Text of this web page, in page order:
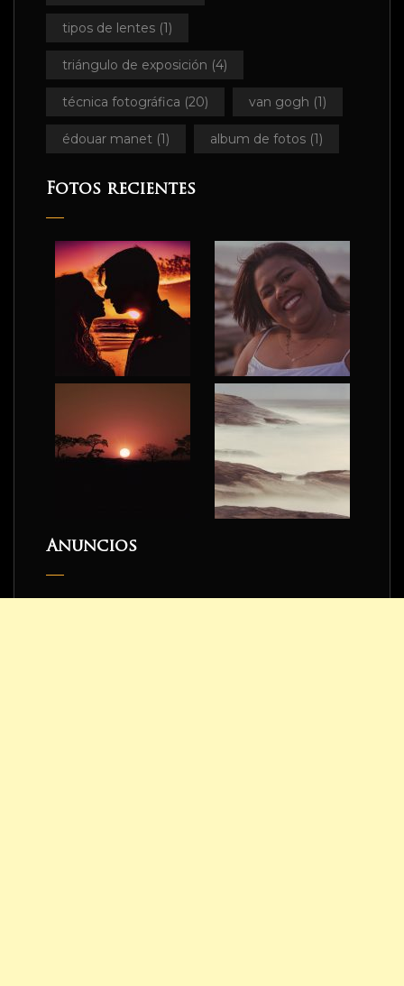
tipos de lentes (1)
triángulo de exposición (4)
técnica fotográfica (20) van gogh (1)
édouar manet (1) album de fotos (1)
Fotos recientes
Anuncios